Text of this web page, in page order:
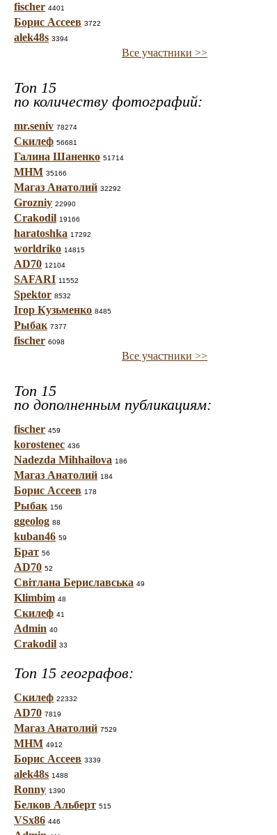
fischer 4401
Борис Ассеев 3722
alek48s 3394
Все участники >>
Топ 15
по количеству фотографий:
mr.seniv 78274
Скилеф 56681
Галина Шаненко 51714
МНМ 35166
Магаз Анатолий 32292
Grozniy 22990
Crakodil 19166
haratoshka 17292
worldriko 14815
AD70 12104
SAFARI 11552
Spektor 8532
Ігор Кузьменко 8485
Рыбак 7377
fischer 6098
Все участники >>
Топ 15
по дополненным публикациям:
fischer 459
korostenec 436
Nadezda Mihhailova 186
Магаз Анатолий 184
Борис Ассеев 178
Рыбак 156
ggeolog 88
kuban46 59
Брат 56
AD70 52
Світлана Бериславська 49
Klimbim 48
Скилеф 41
Admin 40
Crakodil 33
Топ 15 географов:
Скилеф 22332
AD70 7819
Магаз Анатолий 7529
МНМ 4912
Борис Ассеев 3339
alek48s 1488
Ronny 1390
Белков Альберт 515
VSx86 446